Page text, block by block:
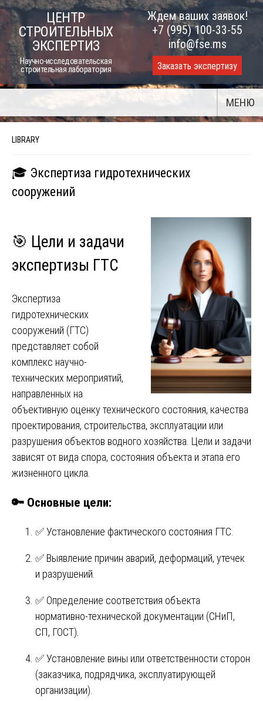
Skip
to
content
ЦЕНТР
СТРОИТЕЛЬНЫХ
ЭКСПЕРТИЗ
Научно-исследовательская
строительная лаборатория
Ждем ваших заявок!
+7 (995) 100-33-55
info@fse.ms
Заказать экспертизу
МЕНЮ
LIBRARY
🎓 Экспертиза гидротехнических
сооружений
🎯 Цели и задачи
экспертизы ГТС
Экспертиза
гидротехнических
сооружений (ГТС)
представляет собой
комплекс научно-
технических мероприятий,
направленных на
объективную оценку технического состояния, качества
проектирования, строительства, эксплуатации или
разрушения объектов водного хозяйства. Цели и задачи
зависят от вида спора, состояния объекта и этапа его
жизненного цикла.
🔑 Основные цели:
✅ Установление фактического состояния ГТС.
✅ Выявление причин аварий, деформаций, утечек
и разрушений.
✅ Определение соответствия объекта
нормативно-технической документации (СНиП,
СП, ГОСТ).
✅ Установление вины или ответственности сторон
(заказчика, подрядчика, эксплуатирующей
организации).